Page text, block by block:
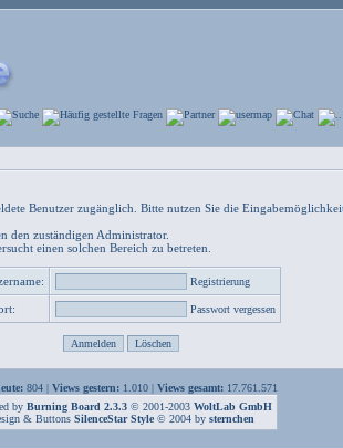
Benutzer zugänglich. Bitte nutzen Sie die
den zuständigen Administrator.
einen solchen Bereich zu betreten.
Registrierung
Passwort vergessen
804 | Views gestern: 1.010 | Views gesamt: 17.761.571
by Burning Board 2.3.3© 2001-2003 WoltLab GmbH
& Buttons SilenceStar Style © 2004 by sternchen